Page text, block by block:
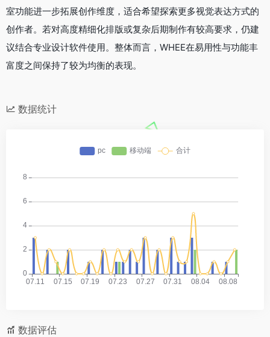
室功能进一步拓展创作维度，适合希望探索更多视觉表达方式的
创作者。若对高度精细化排版或复杂后期制作有较高要求，仍建
议结合专业设计软件使用。整体而言，WHEE在易用性与功能丰
富度之间保持了较为均衡的表现。
数据统计
数据评估